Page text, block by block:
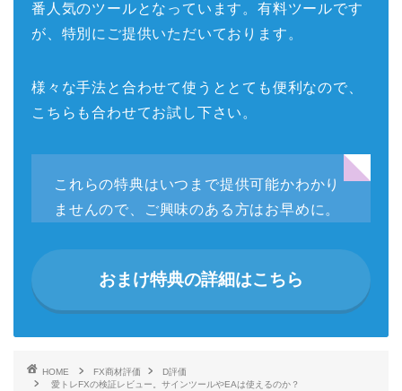
番人気のツールとなっています。有料ツールです
が、特別にご提供いただいております。
様々な手法と合わせて使うととても便利なので、
こちらも合わせてお試し下さい。
これらの特典はいつまで提供可能かわかり
ませんので、ご興味のある方はお早めに。
おまけ特典の詳細はこちら
HOME FX商材評価
D評価
愛トレFXの検証レビュー。サインツールやEAは使えるのか？